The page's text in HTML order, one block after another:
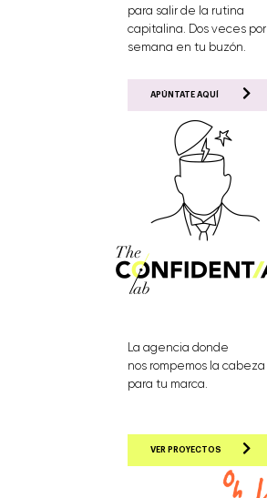
para salir de la rutina
capitalina. Dos veces por
semana en tu buzón.
APÚNTATE AQUÍ
La agencia donde
nos rompemos la cabeza
para tu marca.
VER PROYECTOS